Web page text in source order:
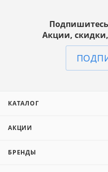
Подпишитесь
Акции,
КАТАЛОГ
АКЦИИ
БРЕНДЫ